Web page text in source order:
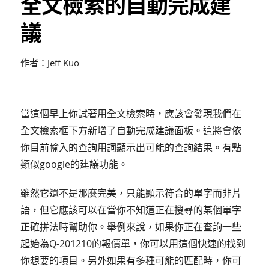
議
作者：Jeff Kuo
當這個早上你試著用全文檢索時，應該會發現我們在
全文檢索框下方新增了自動完成建議面板。這將會依
你目前輸入的查詢用詞顯示出可能的查詢結果。有點
類似google的建議功能。
雖然它還不是那麼完美，只能顯示符合的單字而非片
語，但它應該可以在當你不知道正在搜尋的某個單字
正確拼法時幫助你。舉例來說，如果你正在查詢一些
起始為Q-201210的報價單，你可以用這個快速的找到
你想要的項目。另外如果有多種可能的匹配時，你可